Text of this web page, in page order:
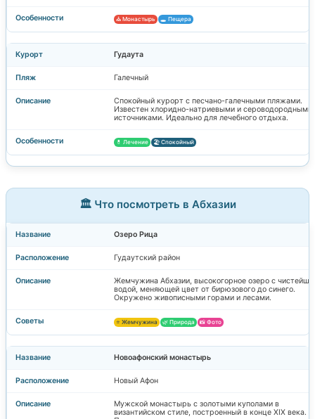
⛪ Монастырь 🕳️ Пещера
Гудаута
Галечный
Спокойный курорт с песчано-галечными пляжами.
Известен хлоридно-натриевыми и сероводородными
источниками. Идеально для лечебного отдыха.
💊 Лечение 🏖️ Спокойный
🏛️ Что посмотреть в Абхазии
Озеро Рица
Гудаутский район
Жемчужина Абхазии, высокогорное озеро с
водой, меняющей цвет от бирюзового до синего.
Окружено живописными горами и лесами.
⭐ Жемчужина 🌿 Природа 📸 Фото
Новоафонский монастырь
Новый Афон
Мужской монастырь с золотыми куполами в
византийском стиле, построенный в конце XIX века.